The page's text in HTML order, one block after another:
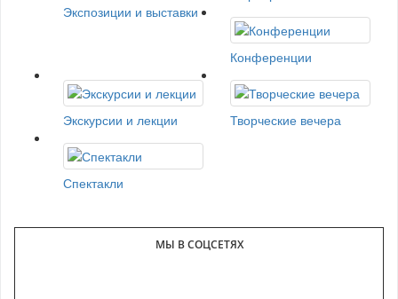
Экспозиции и выставки
Конференции
Экскурсии и лекции Творческие вечера
Спектакли
МЫ В СОЦСЕТЯХ